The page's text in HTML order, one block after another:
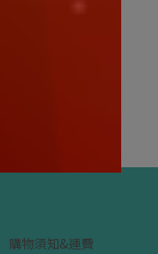
購物須知&運費